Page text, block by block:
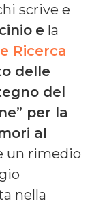
scrive e
e la
Ricerca
delle
del
per la
al
un rimedio
nella